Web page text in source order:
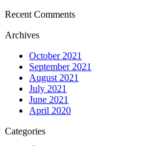
Recent Comments
Archives
October 2021
September 2021
August 2021
July 2021
June 2021
April 2020
Categories